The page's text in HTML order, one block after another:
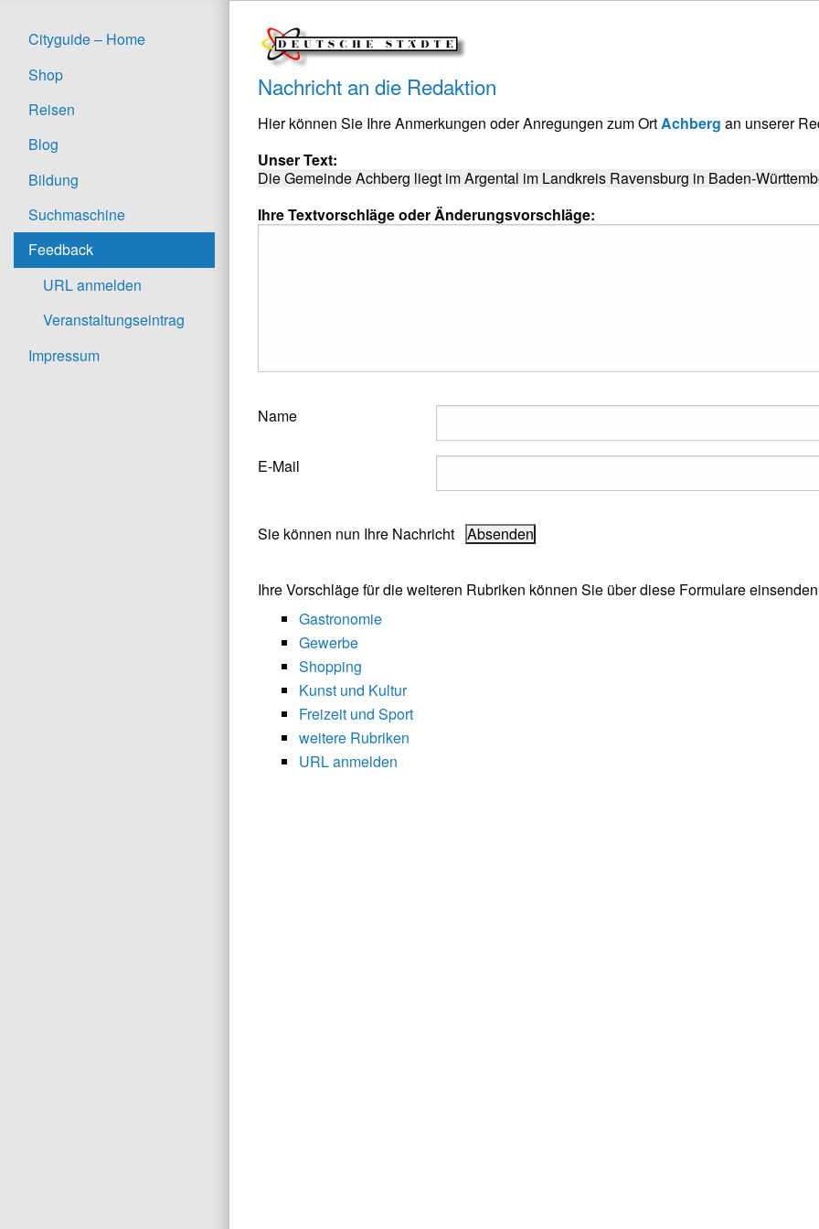
Cityguide – Home
Shop
Reisen
Blog
Bildung
Suchmaschine
Feedback
URL anmelden
Veranstaltungseintrag
Impressum
Nachricht an die Redaktion
Hier können Sie Ihre Anmerkungen oder Anregungen zum OrtAchberg an unserer
Unser Text:
Die Gemeinde Achberg liegt im Argental im Landkreis Ravensburg in Baden-
Ihre Textvorschläge oder Änderungsvorschläge:
Name
E-Mail
Sie können nun Ihre Nachricht
Ihre Vorschläge für die weiteren Rubriken können Sie über diese Formulare
Gastronomie
Gewerbe
Shopping
Kunst und Kultur
Freizeit und Sport
weitere Rubriken
URL anmelden